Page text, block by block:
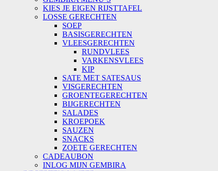
KIES JE EIGEN RIJSTTAFEL
LOSSE GERECHTEN
SOEP
BASISGERECHTEN
VLEESGERECHTEN
RUNDVLEES
VARKENSVLEES
KIP
SATE MET SATESAUS
VISGERECHTEN
GROENTEGERECHTEN
BIJGERECHTEN
SALADES
KROEPOEK
SAUZEN
SNACKS
ZOETE GERECHTEN
CADEAUBON
INLOG MIJN GEMBIRA